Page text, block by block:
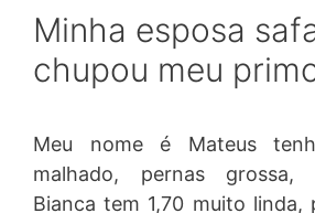
Minha esposa
chupou meu
Meu nome é Mateus
malhado, pernas grossa,
Bianca tem 1,70 muito linda,